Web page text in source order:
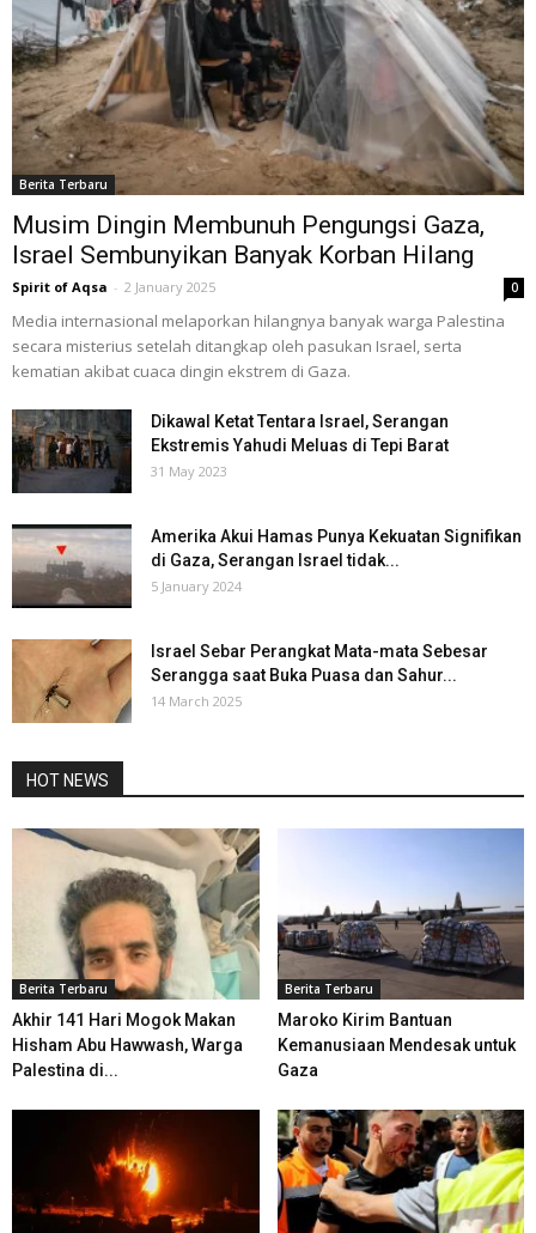
Berita Terbaru
Musim Dingin Membunuh Pengungsi Gaza,
Israel Sembunyikan Banyak Korban Hilang
Spirit of Aqsa - 2 January 2025 0
Media internasional melaporkan hilangnya banyak warga Palestina
secara misterius setelah ditangkap oleh pasukan Israel, serta
kematian akibat cuaca dingin ekstrem di Gaza.
Dikawal Ketat Tentara Israel, Serangan
Ekstremis Yahudi Meluas di Tepi Barat
31 May 2023
Amerika Akui Hamas Punya Kekuatan Signifikan
di Gaza, Serangan Israel tidak...
5 January 2024
Israel Sebar Perangkat Mata-mata Sebesar
Serangga saat Buka Puasa dan Sahur...
14 March 2025
HOT NEWS
Berita Terbaru
Akhir 141 Hari Mogok Makan
Hisham Abu Hawwash, Warga
Palestina di...
Berita Terbaru
Maroko Kirim Bantuan
Kemanusiaan Mendesak untuk
Gaza